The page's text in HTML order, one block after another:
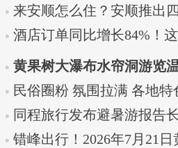
来安顺怎么住？安顺推出
酒店订单同比增长84%！
点热
黄果树大瀑布水帘洞游览
民俗圈粉 氛围拉满 各地
文旅热
同程旅行发布避暑游报告
首错峰出行！2026年7月21